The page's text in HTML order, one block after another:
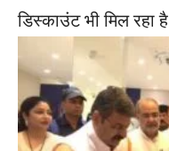
डिस्काउंट भी मिल रहा